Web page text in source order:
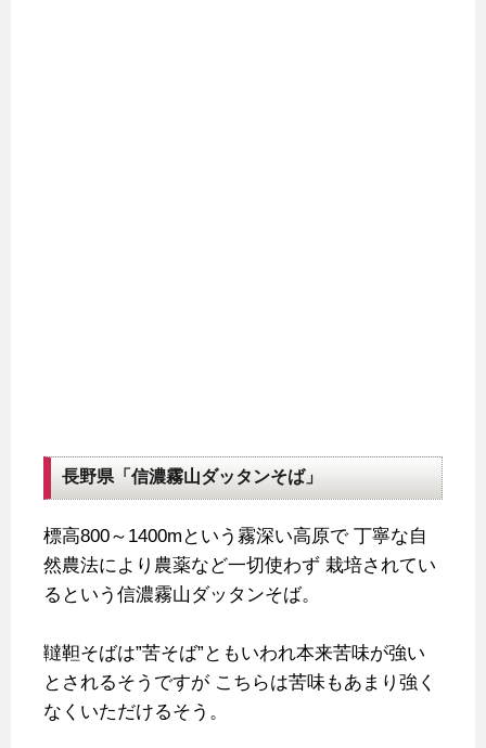
長野県「信濃霧山ダッタンそば」
標高800～1400mという霧深い高原で丁寧な自
然農法により農薬など一切使わず 栽培されてい
るという信濃霧山ダッタンそば。
韃靼そばは”苦そば”ともいわれ本来苦味が強い
とされるそうですが こちらは苦味もあまり強く
なくいただけるそう。